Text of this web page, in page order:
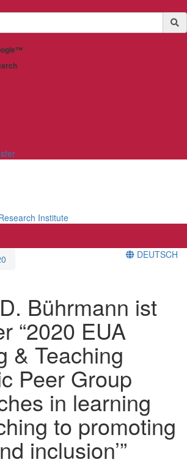
Institute
DEUTSCH
Bührmann ist
“2020 EUA
& Teaching
Peer Group
in learning
to promoting
inclusion’”